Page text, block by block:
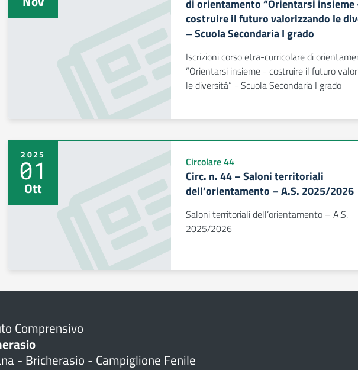
di orientamento “Orientarsi insieme
costruire il futuro valorizzando le
– Scuola Secondaria I grado
Iscrizioni corso etra-curricolare di
“Orientarsi insieme - costruire il futuro
le diversità” - Scuola Secondaria I grado
2025
01
Ott
Circolare 44
Circ. n. 44 – Saloni territoriali
dell’orientamento – A.S. 2025/2026
Saloni territoriali dell’orientamento – A.S.
2025/2026
Comprensivo
- Bricherasio - Campiglione Fenile